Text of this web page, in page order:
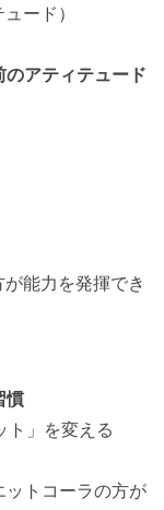
ード）
アティテュード
力を発揮でき
慣
」を変える
コーラの方が